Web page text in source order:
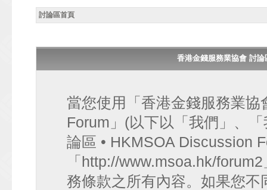
討論區首頁
香港金錢服務業協會 討
當您使用「香港金錢服務業
Forum」(以下以「我們」、
論區 • HKMSOA Discussion
「http://www.msoa.hk/
務條款之所有內容。如果您